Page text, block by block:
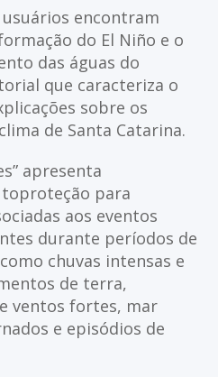
usuários encontram
do El Niño e o
das águas do
que caracteriza o
sobre os
de Santa Catarina.
apresenta
para
aos eventos
durante períodos de
chuvas intensas e
de terra,
ventos fortes, mar
e episódios de